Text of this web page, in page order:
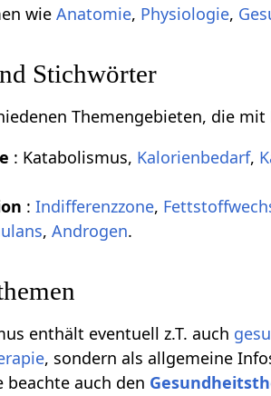
wieAnatomie, Physiologie,
Stichwörter
Themengebieten, die
: Katabolismus, Kalorienbedarf,
:Indifferenzzone,
,Androgen.
enthält eventuell z.T. auch
, sondern als allgemeine
auch den